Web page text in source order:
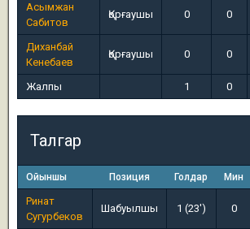
Асымжан
Сабитов
Қорғаушы 0 0
Диханбай
Кенебаев
Қорғаушы 0 0
Жалпы 1 0
Талгар
Ойыншы Позиция Голдар Мин
Ринат
Сугурбеков
Шабуылшы 1 (23') 0